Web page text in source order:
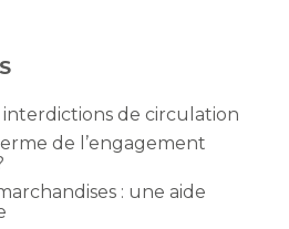
interdictions de circulation
de l’engagement
: une aide